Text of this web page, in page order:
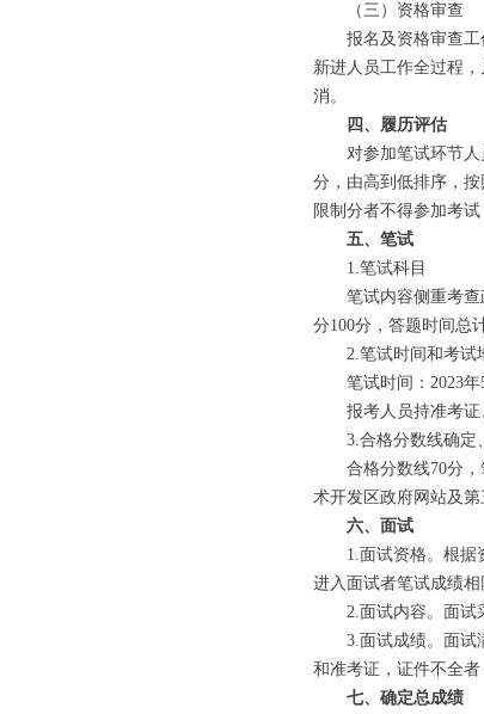
（三）资格审查
报名及资格审查工作
新进人员工作全过程
消。
四、履历评估
对参加笔试环节人员
分，由高到低排序，
限制分者不得参加考
五、笔试
1.笔试科目
笔试内容侧重考查政
分100分，答题时间总
2.笔试时间和考试
笔试时间：2023年5
报考人员持准考证、
3.合格分数线确定
合格分数线70分，
术开发区政府网站及
六、面试
1.面试资格。根据资
进入面试者笔试成绩相
2.面试内容。面试采
3.面试成绩。面试满
和准考证，证件不全者
七、确定总成绩